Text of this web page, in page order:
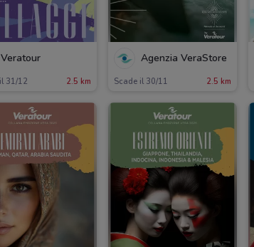
Veratour
31/12 2.5 km
Agenzia VeraStore
Scade il 30/11 2.5 km